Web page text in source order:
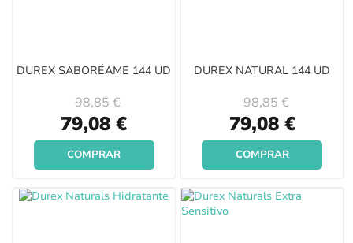
DUREX SABORÉAME 144 UD
Special
Price
79,08 €
98,85 €
COMPRAR
DUREX NATURAL 144 UD
Special
Price
79,08 €
98,85 €
COMPRAR